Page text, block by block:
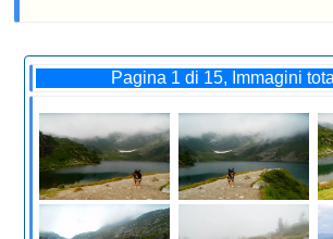
Pagina 1 di 15, Immagini